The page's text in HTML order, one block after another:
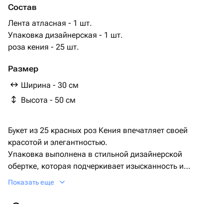
Состав
Лента атласная - 1 шт.
Упаковка дизайнерская - 1 шт.
роза кения - 25 шт.
Размер
Ширина - 30 см
Высота - 50 см
Букет из 25 красных роз Кения впечатляет своей
красотой и элегантностью.
Упаковка выполнена в стильной дизайнерской
обертке, которая подчеркивает изысканность и
роскошь цветов.
изысканность и завершенность.
Показать еще